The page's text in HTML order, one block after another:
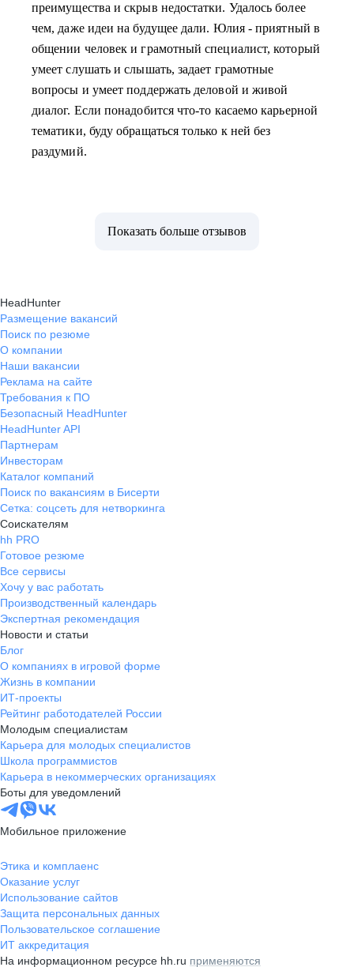
преимущества и скрыв недостатки. Удалось более
чем, даже идеи на будущее дали. Юлия - приятный в
общении человек и грамотный специалист, который
умеет слушать и слышать, задает грамотные
вопросы и умеет поддержать деловой и живой
диалог. Если понадобится что-то касаемо карьерной
тематики, буду обращаться только к ней без
раздумий.
Показать больше отзывов
HeadHunter
Размещение вакансий
Поиск по резюме
О компании
Наши вакансии
Реклама на сайте
Требования к ПО
Безопасный HeadHunter
HeadHunter API
Партнерам
Инвесторам
Каталог компаний
Поиск по вакансиям в Бисерти
Сетка: соцсеть для нетворкинга
Соискателям
hh PRO
Готовое резюме
Все сервисы
Хочу у вас работать
Производственный календарь
Экспертная рекомендация
Новости и статьи
Блог
О компаниях в игровой форме
Жизнь в компании
ИТ-проекты
Рейтинг работодателей России
Молодым специалистам
Карьера для молодых специалистов
Школа программистов
Карьера в некоммерческих организациях
Боты для уведомлений
Мобильное приложение
Этика и комплаенс
Оказание услуг
Использование сайтов
Защита персональных данных
Пользовательское соглашение
ИТ аккредитация
На информационном ресурсе hh.ru применяются